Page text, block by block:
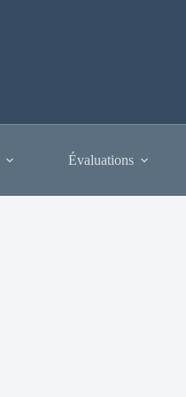
Évaluations